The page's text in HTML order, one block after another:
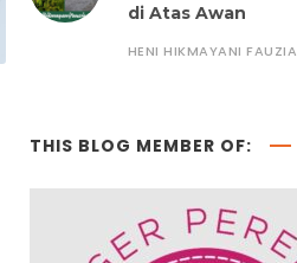
di Atas Awan
HENI HIKMAYANI FAUZIA
THIS BLOG MEMBER OF: